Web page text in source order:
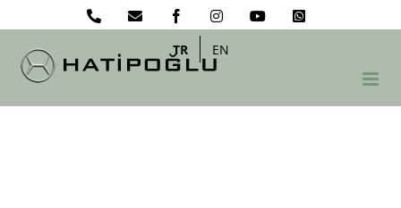
to
content
PhoneEmail FacebookInstagramYouTubeWhatsApp
TR EN